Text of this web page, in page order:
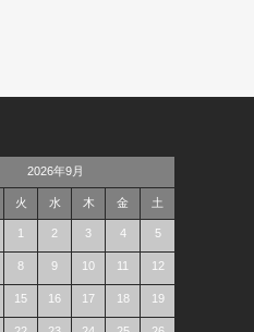
2026年9月
火 水 木 金 土
1 2 3 4 5
8 9 10 11 12
15 16 17 18 19